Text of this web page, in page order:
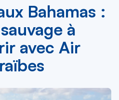
Bahamas :
à
avec Air